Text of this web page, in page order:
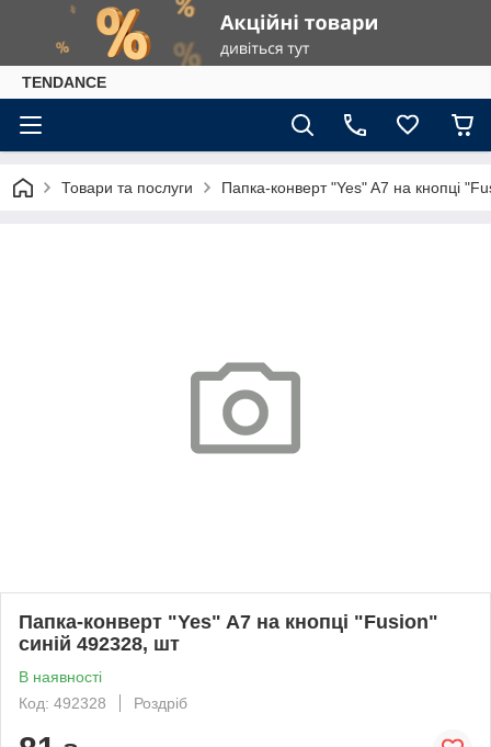
TENDANCE
Товари та послуги Папка-конверт "Yes" A7 на кнопці
Папка-конверт "Yes" A7 на кнопці "Fusion"
синій 492328, шт
В наявності
Код: 492328
Роздріб